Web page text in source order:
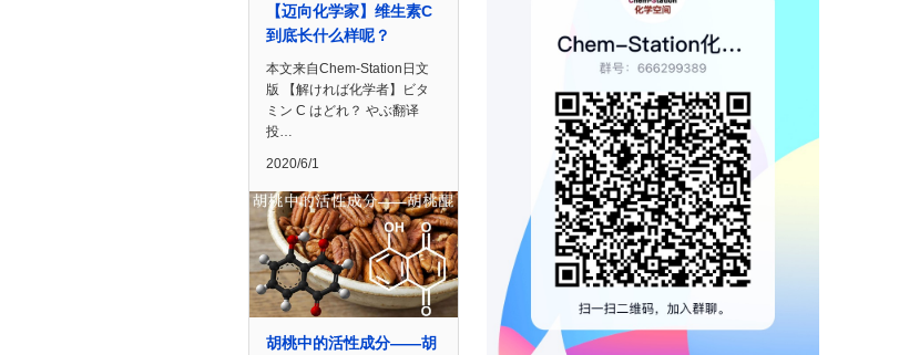
【迈向化学家】维生素C
到底长什么样呢？
本文来自Chem-Station日文
版 【解ければ化学者】ビタ
ミン C はどれ？ やぶ翻译
投…
2020/6/1
胡桃中的活性成分——胡